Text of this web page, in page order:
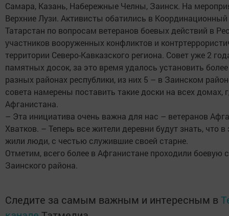
Самара, Казань, Набережные Челны, Заинск. На
Верхние Лузи. Активисты обатились в Координационный
Татарстан по вопросам ветеранов боевых действий в
участников вооруженных конфликтов и
территории Северо-Кавказского региона. Совет уже 2
памятных досок, за это время удалось установить
разных районах республики, из них 5 – в Заинском
совета намерены поставить такие доски на всех домах,
Афганистана.
– Эта инициатива очень важна для нас – ветеранов
Хватков. – Теперь все жители деревни будут знать, что
жили люди, с честью служившие своей старне.
Отметим, всего более в Афганистане проходили боевую
Заинского района.
Следите за самым важным и интересным в